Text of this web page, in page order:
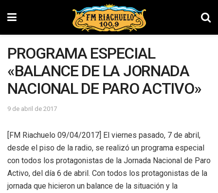
PROGRAMA ESPECIAL
«BALANCE DE LA JORNADA
NACIONAL DE PARO ACTIVO»
9 de abril de 2017
[FM Riachuelo 09/04/2017] El viernes pasado, 7 de abril,
desde el piso de la radio, se realizó un programa especial
con todos los protagonistas de la Jornada Nacional de Paro
Activo, del día 6 de abril. Con todos los protagonistas de la
jornada que hicieron un balance de la situación y la